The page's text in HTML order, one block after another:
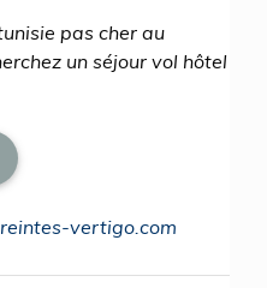
pas cher au
un séjour vol hôtel
vertigo.com